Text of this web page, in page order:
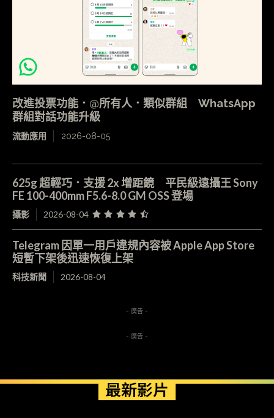
改進投票功能．@所有人．類似群組 WhatsApp
群組對話功能升級
流動應用 2026-08-05
625g 超輕巧．支援 2x 增距鏡 平民級遠攝王 Sony
FE 100-400mm F5.6-8.0 GM OSS 登場
攝影 2026-08-04
Telegram 因單一用戶違規內容被 Apple App Store
短暫下架後迅速恢復上架
科技新聞 2026-08-04
- 廣告 -
- 廣告 -
最新影片